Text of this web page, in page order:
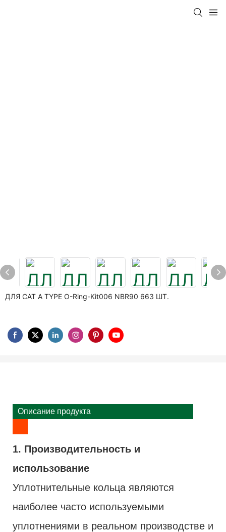
ДЛЯ CAT A TYPE O-Ring-Kit006 NBR90 663 ШТ.
Описание продукта
1. Производительность и
использование
Уплотнительные кольца являются
наиболее часто используемыми
уплотнениями в реальном производстве и